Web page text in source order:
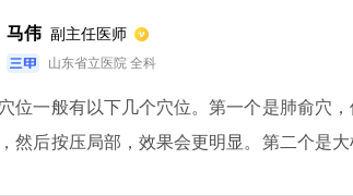
的水煮熟，冷却后再加入适量的蜂蜜水饮用
、痰多。
马伟 副主任医师
山东省立医院 全科
位一般有以下几个穴位。第一个是肺俞穴
然后按压局部，效果会更明显。第二个是